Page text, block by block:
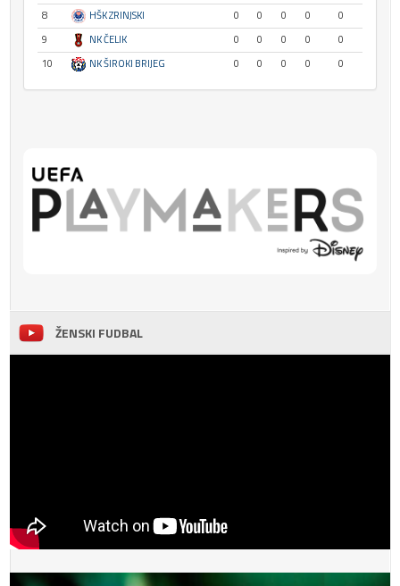
8
HŠK ZRINJSKI 0 0 0 0
0
9
NK ČELIK 0 0 0 0
0
10
NK ŠIROKI BRIJEG 0 0 0 0 0
ŽENSKI FUDBAL